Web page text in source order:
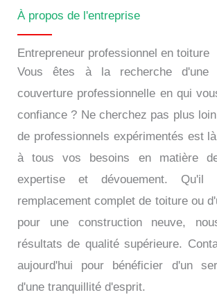
À propos de l'entreprise
Entrepreneur professionnel en toiture
Vous êtes à la recherche d'une
couverture professionnelle en qui
confiance ? Ne cherchez pas plus
de professionnels expérimentés est
à tous vos besoins en matière
expertise et dévouement. Qu'il
remplacement complet de toiture ou
pour une construction neuve,
résultats de qualité supérieure.
aujourd'hui pour bénéficier d'un
d'une tranquillité d'esprit.